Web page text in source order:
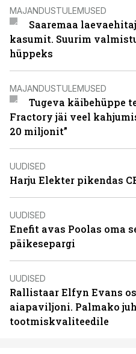
MAJANDUSTULEMUSED
Saaremaa
kasumit. Suurim
hüppeks
MAJANDUSTULEMUSED
Tugeva käibehüppe
Fractory jäi veel
20 miljonit”
UUDISED
Harju Elekter pikendas
UUDISED
Enefit avas Poolas oma
päikesepargi
UUDISED
Rallistaar Elfyn Evans
aiapaviljoni. Palmako
tootmiskvaliteedile